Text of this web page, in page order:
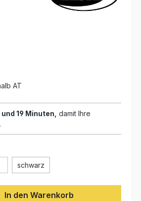
AT
19 Minuten, damit Ihre
verfügbar.)
zurzeit nicht verfügbar.)
Option ist zurzeit nicht verfügbar.)
schwarz
gewünschten Wert
In den Warenkorb